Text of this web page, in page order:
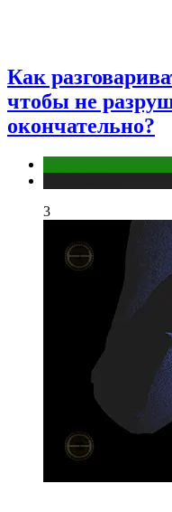
Как
чтобы не
окончательно?
3